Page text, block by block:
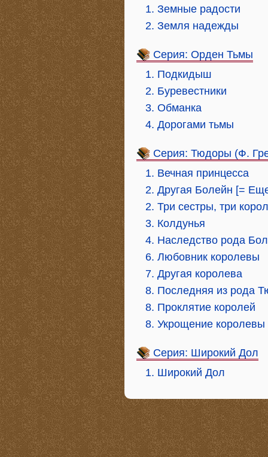
1. Земные радости
2. Земля надежды
Серия: Орден Тьмы
1. Подкидыш
2. Буревестники
3. Обманка
4. Дорогами тьмы
Серия: Тюдоры (Ф.
1. Вечная принцесса
2. Другая Болейн [=
2. Три сестры, три
3. Колдунья
4. Наследство рода
6. Любовник королевы
7. Другая королева
8. Последняя из рода
8. Проклятие королей
8. Укрощение королевы
Серия: Широкий Дол
1. Широкий Дол